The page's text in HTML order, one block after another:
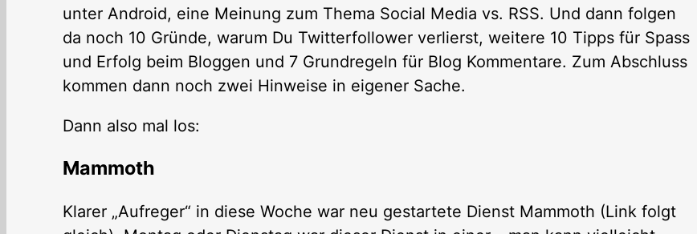
unter Android, eine Meinung zum Thema Social Media vs. RSS. Und dann folgen
da noch 10 Gründe, warum Du Twitterfollower verlierst, weitere 10 Tipps für Spass
und Erfolg beim Bloggen und 7 Grundregeln für Blog Kommentare. Zum Abschluss
kommen dann noch zwei Hinweise in eigener Sache.
Dann also mal los:
Mammoth
Klarer „Aufreger“ in diese Woche war neu gestartete Dienst Mammoth (Link folgt